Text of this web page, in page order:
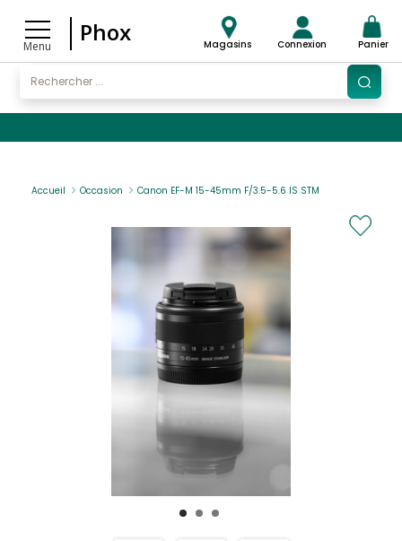
Menu
Phox Magasins Connexion Panier
Accueil Occasion Canon EF-M 15-45mm F/3.5-5.6 IS STM